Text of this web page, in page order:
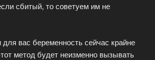
сбитый, то советуем им не
для вас беременность сейчас крайне
метод будет неизменно вызывать